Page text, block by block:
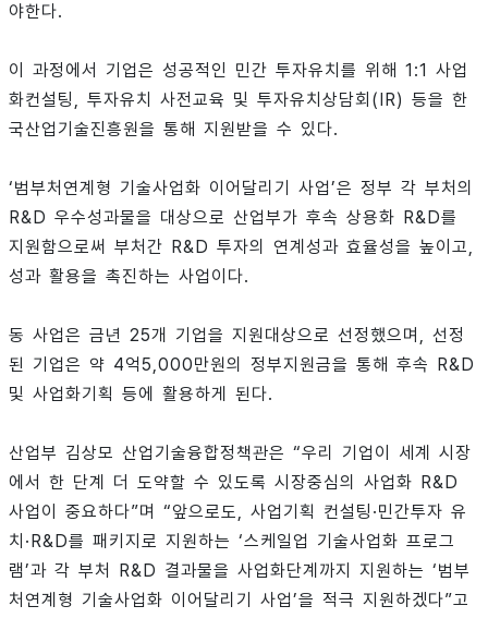
야한다.
이 과정에서 기업은 성공적인 민간 투자유치를 위해 1:1 사업
화컨설팅, 투자유치 사전교육 및 투자유치상담회(IR) 등을 한
국산업기술진흥원을 통해 지원받을 수 있다.
‘범부처연계형 기술사업화 이어달리기 사업’은 정부 각 부처의
R&D 우수성과물을 대상으로 산업부가 후속 상용화 R&D를
지원함으로써 부처간 R&D 투자의 연계성과 효율성을 높이고,
성과 활용을 촉진하는 사업이다.
동 사업은 금년 25개 기업을 지원대상으로 선정했으며, 선정
된 기업은 약 4억5,000만원의 정부지원금을 통해 후속 R&D
및 사업화기획 등에 활용하게 된다.
산업부 김상모 산업기술융합정책관은 “우리 기업이 세계 시장
에서 한 단계 더 도약할 수 있도록 시장중심의 사업화 R&D
사업이 중요하다”며 “앞으로도, 사업기획 컨설팅·민간투자 유
치·R&D를 패키지로 지원하는 ‘스케일업 기술사업화 프로그
램’과 각 부처 R&D 결과물을 사업화단계까지 지원하는 ‘범부
처연계형 기술사업화 이어달리기 사업’을 적극 지원하겠다”고